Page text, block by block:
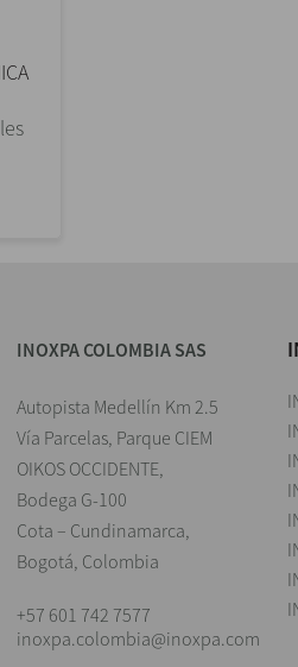
INOXPA COLOMBIA SAS
Autopista Medellín Km 2.5
Vía Parcelas, Parque CIEM
OIKOS OCCIDENTE,
Bodega G-100
Cota – Cundinamarca,
Bogotá, Colombia
+57 601 742 7577
inoxpa.colombia@inoxpa.com